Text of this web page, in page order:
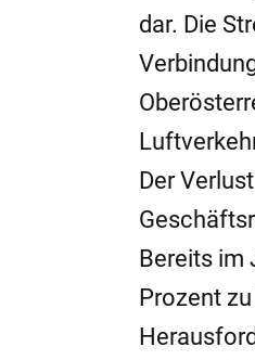
dar. Die
Der
Bereits im
Prozent